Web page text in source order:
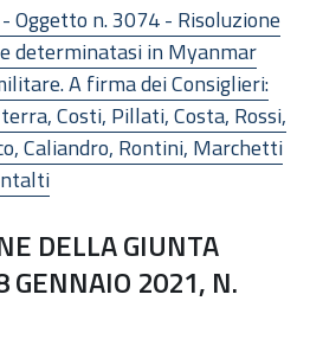
- Oggetto n. 3074 - Risoluzione
determinatasi in Myanmar
A firma dei Consiglieri:
Costi, Pillati, Costa, Rossi,
Caliandro, Rontini, Marchetti
DELLA GIUNTA
GENNAIO 2021, N.